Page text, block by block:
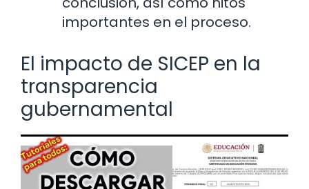
importantes en el proceso.
El impacto de SICEP en la
transparencia
gubernamental